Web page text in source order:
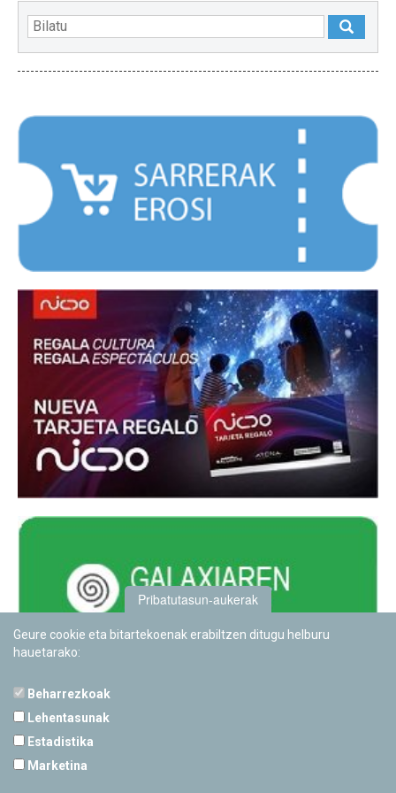
Pribatutasun-aukerak
Geure cookie eta bitartekoenak erabiltzen ditugu helburu
hauetarako:
Beharrezkoak
Lehentasunak
Estadistika
Marketina